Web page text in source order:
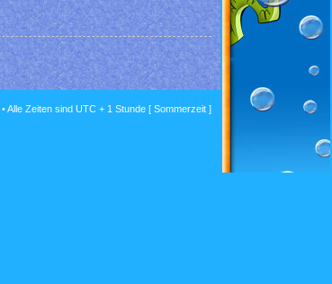
• Alle Zeiten sind UTC + 1 Stunde [ Sommerzeit ]